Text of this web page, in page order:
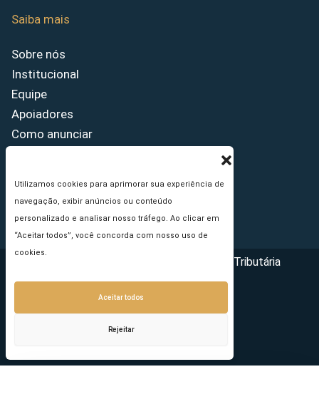
Utilizamos cookies para aprimorar sua experiência de
navegação, exibir anúncios ou conteúdo
personalizado e analisar nosso tráfego. Ao clicar em
“Aceitar todos”, você concorda com nosso uso de
cookies.
Aceitar todos
Rejeitar
Saiba mais
Sobre nós
Institucional
Equipe
Apoiadores
Como anunciar
Princípios Editoriais
Copyright © 2026 - Portal da Reforma Tributária